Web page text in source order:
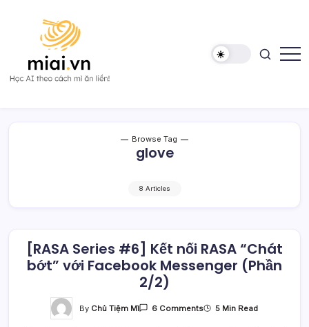
Browse Tag
glove
8 Articles
[RASA Series #6] Kết nối RASA “Chát
bớt” với Facebook Messenger (Phần
2/2)
By Chủ Tiệm Mì 6 CommentsOn 5 Min Read